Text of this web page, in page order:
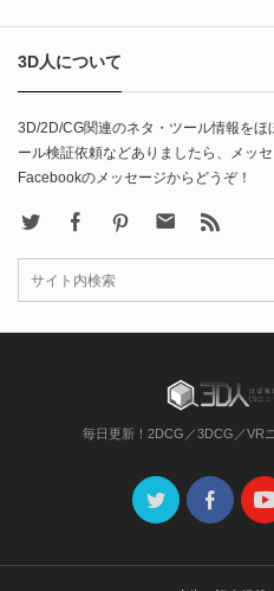
3D人について
3D/2D/CG関連のネタ・ツール情報を
ール検証依頼などありましたら、メッ
Facebookのメッセージからどうぞ！
FacebookPinterest Contact
毎日更新！2DCG／3DCG／VR